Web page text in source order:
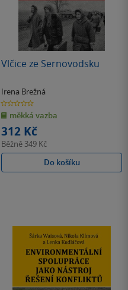
Vlčice ze Sernovodsku
Irena Brežná
0.0
z
5
hvězdiček
měkká vazba
312 Kč
Běžně 349 Kč
Do košíku